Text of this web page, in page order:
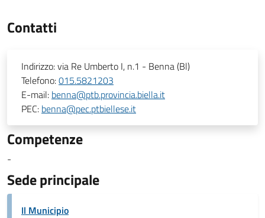
Contatti
Indirizzo:via Re Umberto I, n.1 - Benna (Bl)
Telefono:015.5821203
E-mail: benna@ptb.provincia.biella.it
PEC: benna@pec.ptbiellese.it
Competenze
-
Sede principale
Il Municipio